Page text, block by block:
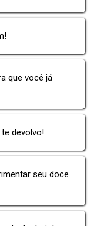
que você já
devolvo!
seu doce